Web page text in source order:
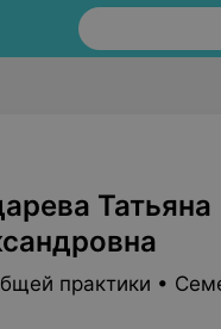
Татьяна
практики •